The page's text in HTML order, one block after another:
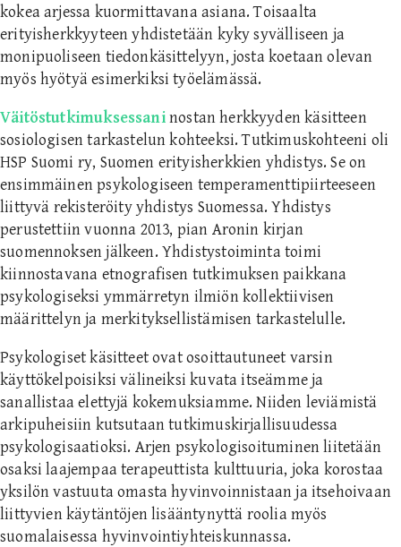
kokea arjessa kuormittavana asiana. Toisaalta
erityisherkkyyteen yhdistetään kyky syvälliseen ja
monipuoliseen tiedonkäsittelyyn, josta koetaan olevan
myös hyötyä esimerkiksi työelämässä.
Väitöstutkimuksessaninostan herkkyyden käsitteen
sosiologisen tarkastelun kohteeksi. Tutkimuskohteeni oli
HSP Suomi ry, Suomen erityisherkkien yhdistys. Se on
ensimmäinen psykologiseen temperamenttipiirteeseen
liittyvä rekisteröity yhdistys Suomessa. Yhdistys
perustettiin vuonna 2013, pian Aronin kirjan
suomennoksen jälkeen. Yhdistystoiminta toimi
kiinnostavana etnografisen tutkimuksen paikkana
psykologiseksi ymmärretyn ilmiön kollektiivisen
määrittelyn ja merkityksellistämisen tarkastelulle.
Psykologiset käsitteet ovat osoittautuneet varsin
käyttökelpoisiksi välineiksi kuvata itseämme ja
sanallistaa elettyjä kokemuksiamme. Niiden leviämistä
arkipuheisiin kutsutaan tutkimuskirjallisuudessa
psykologisaatioksi. Arjen psykologisoituminen liitetään
osaksi laajempaa terapeuttista kulttuuria, joka korostaa
yksilön vastuuta omasta hyvinvoinnistaan ja itsehoivaan
liittyvien käytäntöjen lisääntynyttä roolia myös
suomalaisessa hyvinvointiyhteiskunnassa.